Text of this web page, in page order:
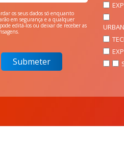
os seus dados só enquanto
em segurança e a qualquer
editá-los ou deixar de receber as